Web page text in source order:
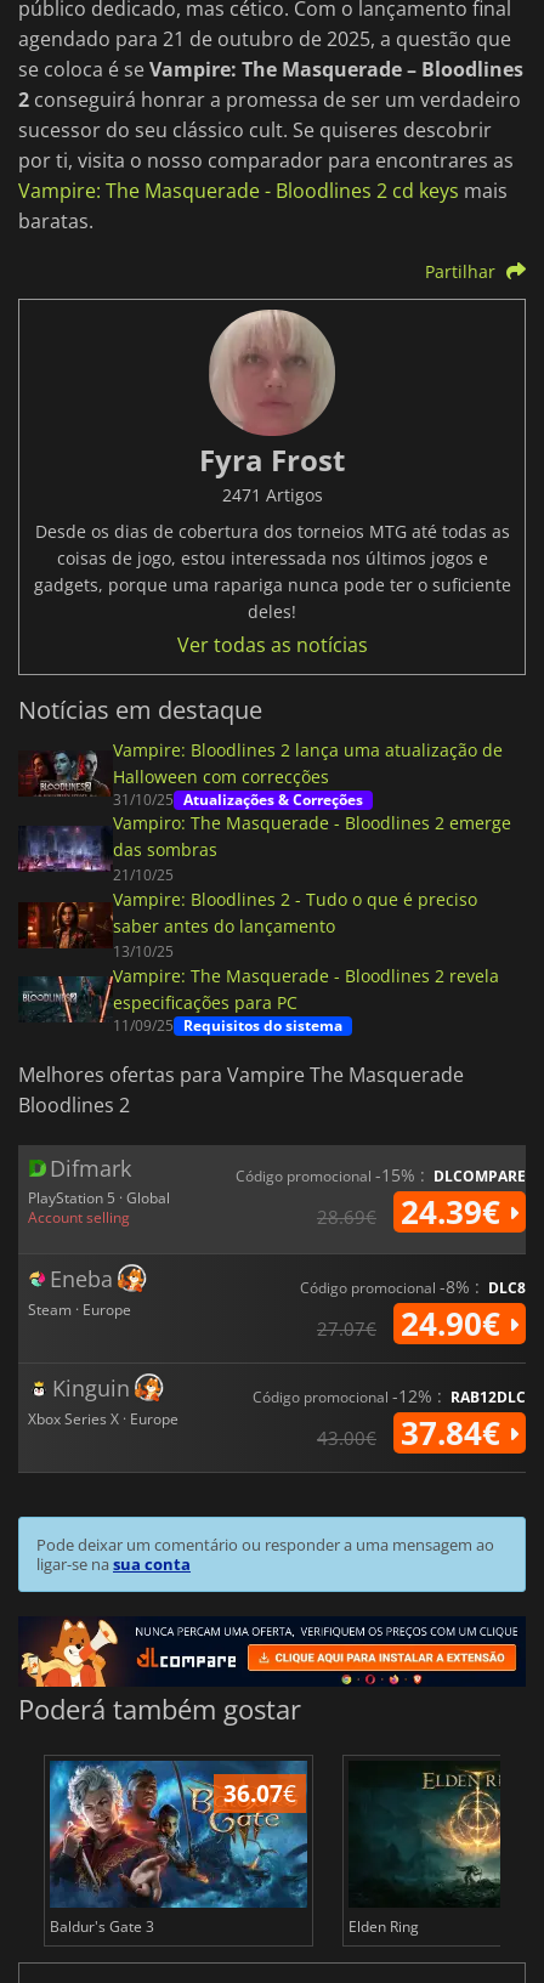
público dedicado, mas cético. Com o lançamento final
agendado para 21 de outubro de 2025, a questão que
se coloca é seVampire: The Masquerade – Bloodlines
2 conseguirá honrar a promessa de ser um verdadeiro
sucessor do seu clássico cult. Se quiseres descobrir
por ti, visita o nosso comparador para encontrares as
Vampire: The Masquerade - Bloodlines 2 cd keys mais
baratas.
Partilhar
Fyra Frost
2471 Artigos
Desde os dias de cobertura dos torneios MTG até todas as
coisas de jogo, estou interessada nos últimos jogos e
gadgets, porque uma rapariga nunca pode ter o suficiente
deles!
Ver todas as notícias
Notícias em destaque
Vampire: Bloodlines 2 lança uma atualização de
Halloween com correcções
31/10/25 Atualizações & Correções
Vampiro: The Masquerade - Bloodlines 2 emerge
das sombras
21/10/25
Vampire: Bloodlines 2 - Tudo o que é preciso
saber antes do lançamento
13/10/25
Vampire: The Masquerade - Bloodlines 2 revela
especificações para PC
11/09/25 Requisitos do sistema
Melhores ofertas para Vampire The Masquerade
Bloodlines 2
Difmark
PlayStation 5 · Global
Account selling
Código promocional -15% : DLCOMPARE
28.69€ 24.39€
Eneba
Steam · Europe
Código promocional -8% : DLC8
27.07€ 24.90€
Kinguin
Xbox Series X · Europe
Código promocional -12% : RAB12DLC
43.00€ 37.84€
Pode deixar um comentário ou responder a uma mensagem ao
ligar-se nasua conta
Poderá também gostar
36.07€
Baldur's Gate 3 Elden Ring